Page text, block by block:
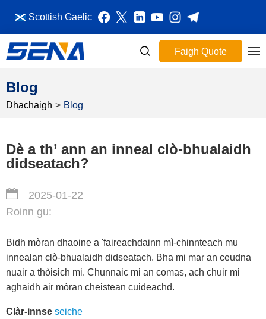
Scottish Gaelic
Faigh Quote
Blog
Dhachaigh > Blog
Dè a th’ ann an inneal clò-bhualaidh
didseatach?
2025-01-22
Roinn gu:
Bidh mòran dhaoine a 'faireachdainn mì-chinnteach mu
innealan clò-bhualaidh didseatach. Bha mi mar an ceudna
nuair a thòisich mi. Chunnaic mi an comas, ach chuir mi
aghaidh air mòran cheistean cuideachd.
Clàr-innse seiche